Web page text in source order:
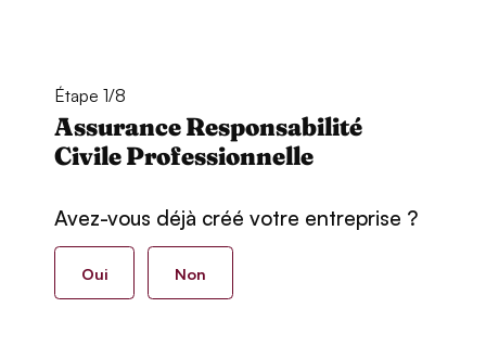
Étape 1/8
Assurance Responsabilité
Civile Professionnelle
Avez-vous déjà créé votre entreprise ?
Oui Non